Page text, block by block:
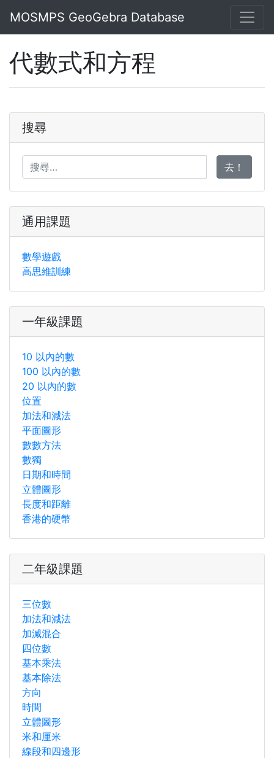
MOSMPS GeoGebra Database
代數式和方程
搜尋
去！
通用課題
數學遊戲
高思維訓練
一年級課題
10 以內的數
100 以內的數
20 以內的數
位置
加法和減法
平面圖形
數數方法
數獨
日期和時間
立體圖形
長度和距離
香港的硬幣
二年級課題
三位數
加法和減法
加減混合
四位數
基本乘法
基本除法
方向
時間
立體圖形
米和厘米
線段和四邊形